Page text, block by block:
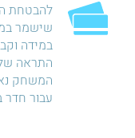
להבטחת
שישמר
במידה
עבור חדר בודד או